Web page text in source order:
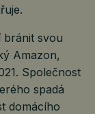
bránit svou
Amazon,
Společnost
spadá
domácího